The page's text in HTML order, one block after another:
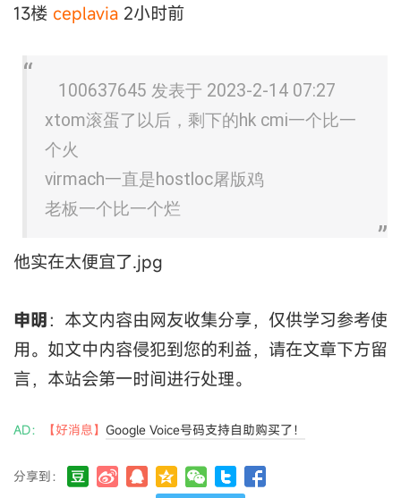
13楼 ceplavia 2小时前
100637645 发表于 2023-2-14 07:27
xtom滚蛋了以后，剩下的hk cmi一个比一
个火
virmach一直是hostloc屠版鸡
老板一个比一个烂
他实在太便宜了.jpg
申明：本文内容由网友收集分享，仅供学习参考使
用。如文中内容侵犯到您的利益，请在文章下方留
言，本站会第一时间进行处理。
AD： 【好消息】 Google Voice号码支持自助购买了！
分享到：